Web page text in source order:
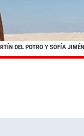
DEL POTRO Y SOFÍA